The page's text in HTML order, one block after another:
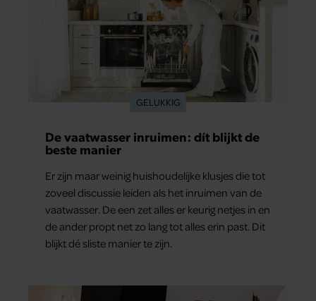
GELUKKIG
De vaatwasser inruimen: dít blijkt de
beste manier
Er zijn maar weinig huishoudelijke klusjes die tot
zoveel discussie leiden als het inruimen van de
vaatwasser. De een zet alles er keurig netjes in en
de ander propt net zo lang tot alles erin past. Dit
blijkt dé sliste manier te zijn.